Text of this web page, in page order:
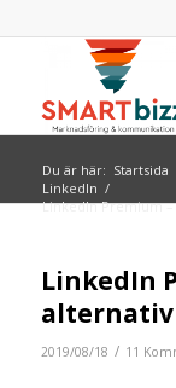
Du är här: Startsida
LinkedIn /
LinkedIn Premium
LinkedIn
2019/08/18 / 11